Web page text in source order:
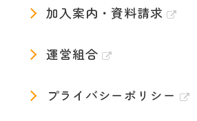
加入案内・資料請求
運営組合
プライバシーポリシー